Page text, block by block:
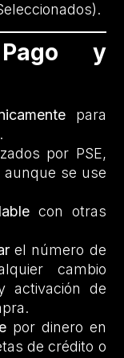
y
para
por PSE,
se use
con otras
el número de
cambio
activación de
por dinero en
de crédito o